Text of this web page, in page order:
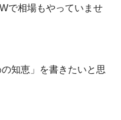
で相場もやっていませ
知恵」を書きたいと思